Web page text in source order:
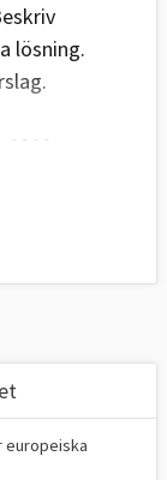
lösning.
europeiska